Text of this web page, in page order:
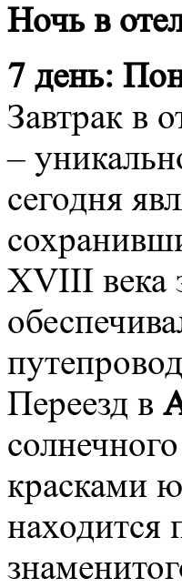
Ночь в
7 день:
Завтрак в
–
сегодня
XVIII века
Переезд в
красками